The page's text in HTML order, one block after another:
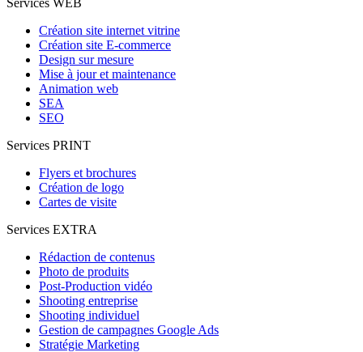
Création site internet vitrine
Création site E-commerce
Design sur mesure
Mise à jour et maintenance
Animation web
SEA
SEO
Services PRINT
Flyers et brochures
Création de logo
Cartes de visite
Services EXTRA
Rédaction de contenus
Photo de produits
Post-Production vidéo
Shooting entreprise
Shooting individuel
Gestion de campagnes Google Ads
Stratégie Marketing